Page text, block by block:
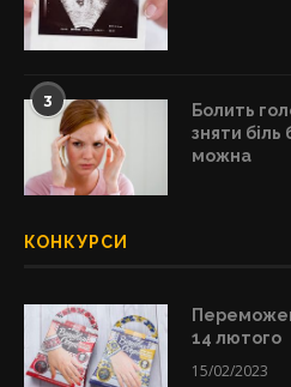
3
Болить
зняти біль
можна
КОНКУРСИ
14 лютого
15/02/2023